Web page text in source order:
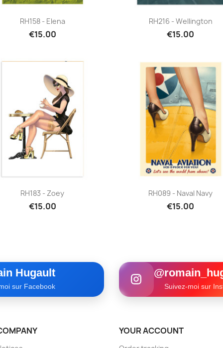
Quick view
RH158 - Elena
€15.00
Quick view
RH216 - Wellington
€15.00
Quick view
RH183 - Zoey
€15.00
Quick view
RH089 - Naval Navy
€15.00
Hugault
sur Facebook Suivez-moi sur
YOUR ACCOUNT